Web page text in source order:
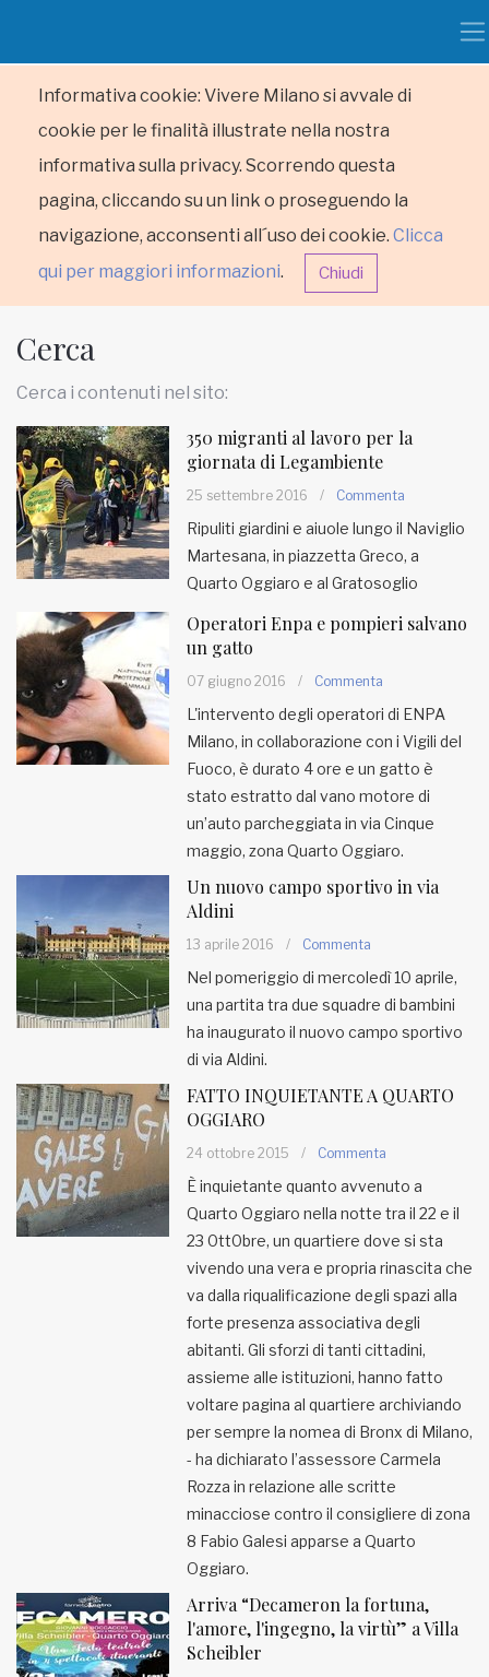
Informativa cookie: Vivere Milano si avvale di
cookie per le finalità illustrate nella nostra
informativa sulla privacy. Scorrendo questa
pagina, cliccando su un link o proseguendo la
navigazione, acconsenti all´uso dei cookie. Clicca
qui per maggiori informazioni. Chiudi
HOME
RUBRICHE
MUNICIPI
Inviateci le vostre segnalazioni
Iscriviti alla newsletter
www.viveremilano.info
Fondato e diretto da Enzo De
EDB edizioni - Via Brivio angolo C.
Imbonati, 89 20159 Milano (Italia)
Informativa sulla privacy
Cerca
Cerca i contenuti nel sito:
350 migranti al lavoro per la
giornata di Legambiente
25 settembre 2016 / Commenta
Ripuliti giardini e aiuole lungo il Naviglio
Martesana, in piazzetta Greco, a
Quarto Oggiaro e al Gratosoglio
Operatori Enpa e pompieri salvano
un gatto
07 giugno 2016 / Commenta
L'intervento degli operatori di ENPA
Milano, in collaborazione con i Vigili del
Fuoco, è durato 4 ore e un gatto è
stato estratto dal vano motore di
un’auto parcheggiata in via Cinque
maggio, zona Quarto Oggiaro.
Un nuovo campo sportivo in via
Aldini
13 aprile 2016 / Commenta
Nel pomeriggio di mercoledì 10 aprile,
una partita tra due squadre di bambini
ha inaugurato il nuovo campo sportivo
di via Aldini.
FATTO INQUIETANTE A QUARTO
OGGIARO
24 ottobre 2015 / Commenta
È inquietante quanto avvenuto a
Quarto Oggiaro nella notte tra il 22 e il
23 0tt0bre, un quartiere dove si sta
vivendo una vera e propria rinascita che
va dalla riqualificazione degli spazi alla
forte presenza associativa degli
abitanti. Gli sforzi di tanti cittadini,
assieme alle istituzioni, hanno fatto
voltare pagina al quartiere archiviando
per sempre la nomea di Bronx di Milano,
- ha dichiarato l’assessore Carmela
Rozza in relazione alle scritte
minacciose contro il consigliere di zona
8 Fabio Galesi apparse a Quarto
Oggiaro.
Arriva “Decameron la fortuna,
l'amore, l'ingegno, la virtù” a Villa
Scheibler